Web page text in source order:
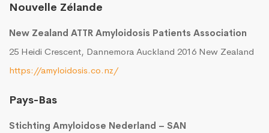
Nouvelle Zélande
New Zealand ATTR Amyloidosis Patients Association
25 Heidi Crescent, Dannemora Auckland 2016 New Zealand
https://amyloidosis.co.nz/
Pays-Bas
Stichting Amyloidose Nederland – SAN